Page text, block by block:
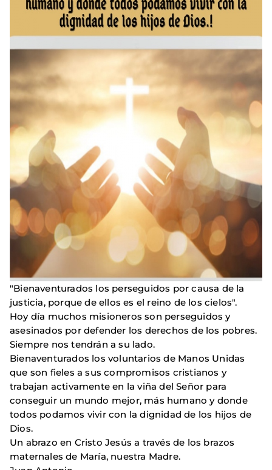
"Bienaventurados los perseguidos por causa de la
justicia, porque de ellos es el reino de los cielos".
Hoy día muchos misioneros son perseguidos y
asesinados por defender los derechos de los pobres.
Siempre nos tendrán a su lado.
Bienaventurados los voluntarios de Manos Unidas
que son fieles a sus compromisos cristianos y
trabajan activamente en la viña del Señor para
conseguir un mundo mejor, más humano y donde
todos podamos vivir con la dignidad de los hijos de
Dios.
Un abrazo en Cristo Jesús a través de los brazos
maternales de María, nuestra Madre.